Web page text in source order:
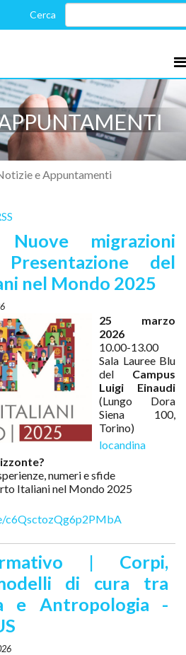
e Appuntamenti
migrazioni
Presentazione del
nel Mondo 2025
25 marzo
2026
10.00-13.00
Sala Lauree Blu
del Campus
Luigi Einaudi
(Lungo Dora
Siena 100,
Torino)
locandina
numeri e sfide
Italiani nel Mondo 2025
c6QsctozQg6p2PMbA
| Corpi,
di cura tra
e Antropologia -